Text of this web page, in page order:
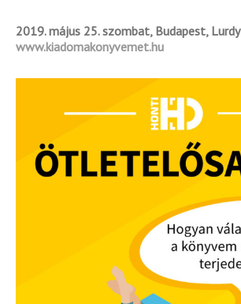
2019. május 25. szombat, Budapest,
www.kiadomakonyvemet.hu